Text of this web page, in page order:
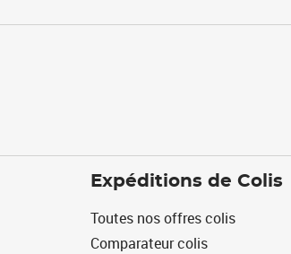
Expéditions de Colis
Toutes nos offres colis
Comparateur colis